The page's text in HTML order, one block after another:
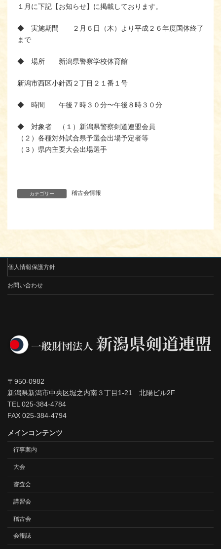
１月に下記【お知らせ】に掲載しております。
◆ 実施期間 ２月６日（木）より平成２６年度国体終了
まで
◆ 場所 新潟県警察学校体育館
新潟市西区小針西２丁目２１番１号
◆ 時間 午後７時３０分〜午後８時３０分
◆ 対象者 （１）新潟県警察剣道連盟会員
（２）各種対外試合県予選会出場予定者等
（３）県内主要大会出場選手
カテゴリー 稽古会情報
個人情報保護方針
お問い合わせ
〒950-0982
新潟県新潟市中央区堀之内南３丁目1-21 北陽ビル2F
TEL 025-384-4784
FAX 025-384-4794
メインコンテンツ
行事案内
大会
審査会
講習会
稽古会
会報誌